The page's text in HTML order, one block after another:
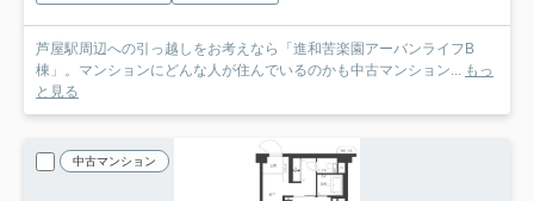
芦屋駅周辺への引っ越しをお考えなら「進和苦楽園アーバンライフB
棟」。マンションにどんな人が住んでいるのかも中古マンション... もっ
と見る
中古マンション